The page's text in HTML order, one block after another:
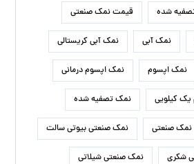
شده قیمت نمک صنعتی
نمک آبی نمک آبی کریستالی
نمک اپسوم نمک اپسوم درمانی
کیلویی نمک تصفیه شده
نمک صنعتی نمک صنعتی بیوتی سالت
شکری نمک صنعتی شیلاتی